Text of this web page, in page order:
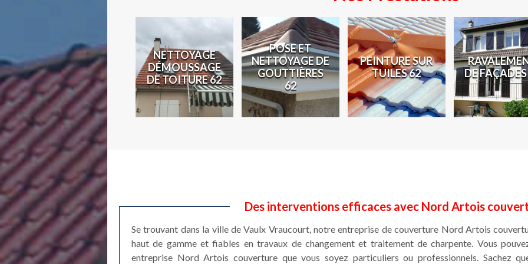
COUVREUR 62
NETTOYAGE
DÉMOUSSAGE
DE TOITURE 62
POSE ET
NETTOYAGE DE
GOUTTIÈRES
62
PEINTURE SUR
TUILES 62
DE
Des interventions efficaces avec Nord Artois
Se trouvant dans la ville de Vaulx Vraucourt, notre entreprise de couverture Nord Artois
haut de gamme et fiables en travaux de changement et traitement de charpente. Vous
entreprise Nord Artois couverture que vous soyez particuliers ou professionnels. Sachez